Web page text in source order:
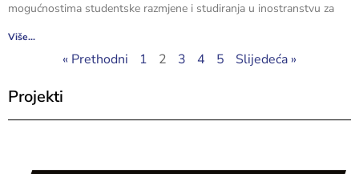
mogućnostima studentske razmjene i studiranja u inostranstvu za
Više...
« Prethodni 1 2 3 4 5 Slijedeća »
Projekti